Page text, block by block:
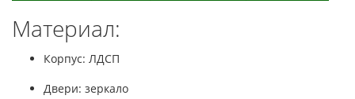
Материал:
Корпус: ЛДСП
Двери: зеркало